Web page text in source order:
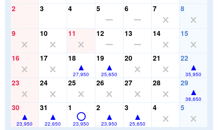
2 3 4 5 6 7 8
9 10 11 12 13 14 15
16 17 18
27,950
19
25,650
20 21 22
35,950
23 24 25 26 27 28 29
38,650
30
23,950
31
22,650
1
23,950
2
23,950
3
25,650
4 5